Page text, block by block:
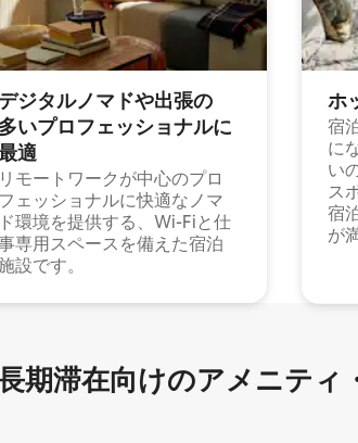
デジタルノマドや出⁠張⁠の
多⁠いプ⁠ロ⁠フ⁠ェ⁠ッ⁠シ⁠ョ⁠ナ⁠ル⁠に
適
リモートワークが中心のプロ
フェッショナルに快適なノマ
ド環境を提供する、Wi-Fiと仕
専用スペースを備えた宿泊
設です。
ホ
宿
に
い
ス
宿
が
期滞在向け⁠のア⁠メ⁠ニ⁠テ⁠ィ⁠